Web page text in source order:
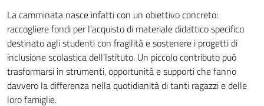
La camminata nasce infatti con un obiettivo concreto:
raccogliere fondi per l’acquisto di materiale didattico specifico
destinato agli studenti con fragilità e sostenere i progetti di
inclusione scolastica dell’Istituto. Un piccolo contributo può
trasformarsi in strumenti, opportunità e supporti che fanno
davvero la differenza nella quotidianità di tanti ragazzi e delle
loro famiglie.